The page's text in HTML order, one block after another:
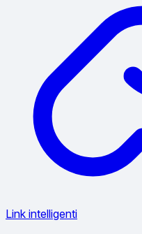
Link intelligenti